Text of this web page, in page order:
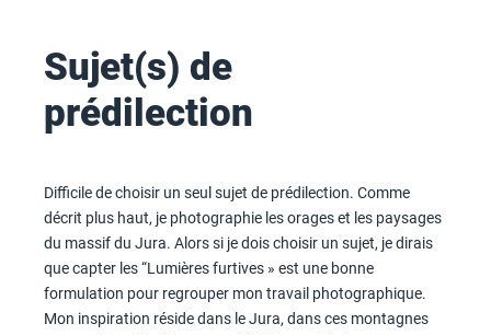
Sujet(s) de
prédilection
Difficile de choisir un seul sujet de prédilection. Comme
décrit plus haut, je photographie les orages et les paysages
du massif du Jura. Alors si je dois choisir un sujet, je dirais
que capter les “Lumières furtives » est une bonne
formulation pour regrouper mon travail photographique.
Mon inspiration réside dans le Jura, dans ces montagnes